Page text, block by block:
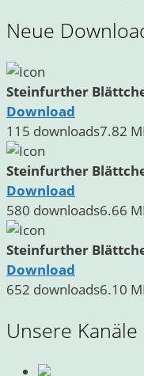
Neue
Steinfurther
Download
115 downloads7.82
Steinfurther
Download
580 downloads6.66
Steinfurther
Download
652 downloads6.10
Unsere Kanäle